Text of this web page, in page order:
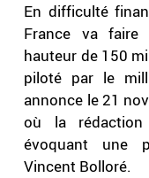
En difficulté
France va faire
hauteur de 150
piloté par le
annonce le 21
où la
évoquant une
Vincent Bolloré.